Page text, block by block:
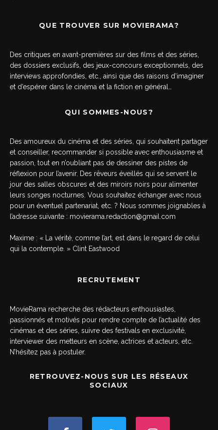
QUE TROUVER SUR MOVIERAMA?
Des critiques en avant-premières sur des films et des séries,
des dossiers exclusifs, des jeux-concours exceptionnels, des
interviews approfondies, etc., ainsi que des raisons d’imaginer
et d’espérer dans le cinéma et la fiction en général…
QUI SOMMES-NOUS?
Des amoureux du cinéma et des séries, qui souhaitent partager
et conseiller, recommander si possible avec enthousiasme et
passion, tout en n’oubliant pas de dessiner des pistes de
réflexion pour l’avenir. Des rêveurs éveillés qui se servent le
jour des salles obscures et des miroirs noirs pour alimenter
leurs songes nocturnes. Vous souhaitez échanger avec nous
pour un éventuel partenariat, etc. ? Nous sommes joignables à
l’adresse suivante : movierama.redaction@gmail.com
Maxime : « La vérité, comme l’art, est dans le regard de celui
qui la contemple. » Clint Eastwood
RECRUTEMENT
MovieRama recherche des rédacteurs enthousiastes,
passionnés et motivés pour rendre compte de l’actualité des
cinémas et des séries, suivre des festivals en exclusivité,
interviewer des metteurs en scène, actrices et acteurs, etc.
N’hésitez pas à postuler.
RETROUVEZ-NOUS SUR LES RÉSEAUX
SOCIAUX